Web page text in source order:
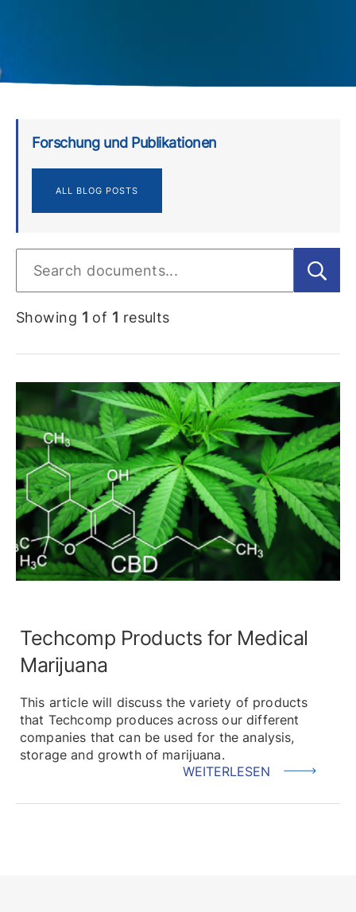
Forschung und Publikationen
ALL BLOG POSTS
Showing 1 of 1 results
Techcomp Products for Medical
Marijuana
This article will discuss the variety of products
that Techcomp produces across our different
companies that can be used for the analysis,
storage and growth of marijuana.
WEITERLESEN